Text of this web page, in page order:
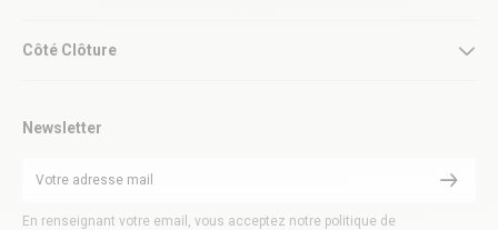
Côté Clôture
Newsletter
En renseignant votre email, vous acceptez notre politique de